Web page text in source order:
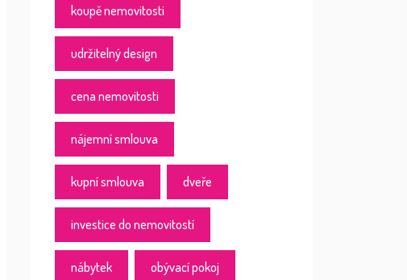
koupě nemovitosti
udržitelný design
cena nemovitosti
nájemní smlouva
kupní smlouva dveře
investice do nemovitostí
nábytek obývací pokoj